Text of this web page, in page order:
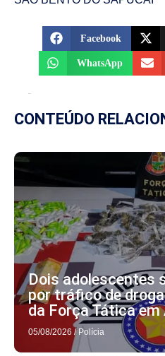
Facebook
WhatsApp
CONTEÚDO
Dois adolescentes
por tráfico de
da Força Tática em
05/08/2026 / Polícia